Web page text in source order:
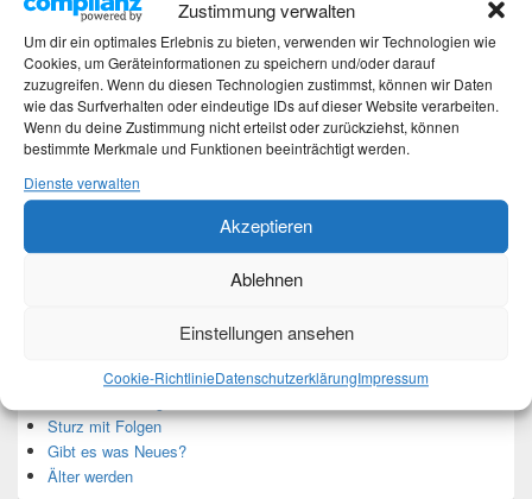
Zustimmung verwalten
Um dir ein optimales Erlebnis zu bieten, verwenden wir Technologien wie
Cookies, um Geräteinformationen zu speichern und/oder darauf
zuzugreifen. Wenn du diesen Technologien zustimmst, können wir Daten
wie das Surfverhalten oder eindeutige IDs auf dieser Website verarbeiten.
Wenn du deine Zustimmung nicht erteilst oder zurückziehst, können
bestimmte Merkmale und Funktionen beeinträchtigt werden.
Dienste verwalten
Akzeptieren
Ablehnen
Einstellungen ansehen
Cookie-RichtlinieDatenschutzerklärungImpressum
Ich bin Martina und Autorin dieses Blogs.
Mehr Infos unter About me.
Translate:
Neueste Beiträge
Hochzeitstage und ihre Bedeutung
Sturz mit Folgen
Gibt es was Neues?
Älter werden